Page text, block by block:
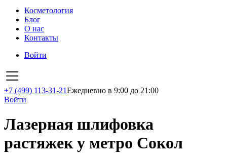
Косметология
Блог
О нас
Контакты
Войти
+7 (499) 113-31-21Ежедневно в 9:00 до 21:00
Войти
Лазерная шлифовка
растяжек у метро Сокол